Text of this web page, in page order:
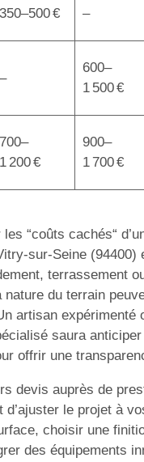
350–500 € –
–
600–
1 500 €
700–
1 200 €
900–
1 700 €
les “coûts cachés“
sur-Seine (94400)
terrassement
nature du terrain
artisan expérimenté
saura
offrir une
devis auprès de
d’ajuster le projet à
choisir une
des équipements